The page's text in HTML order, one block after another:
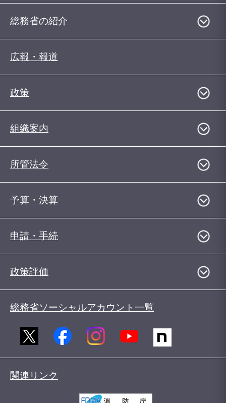
総務省の紹介
広報・報道
政策
組織案内
所管法令
予算・決算
申請・手続
政策評価
総務省ソーシャルアカウント一覧
関連リンク